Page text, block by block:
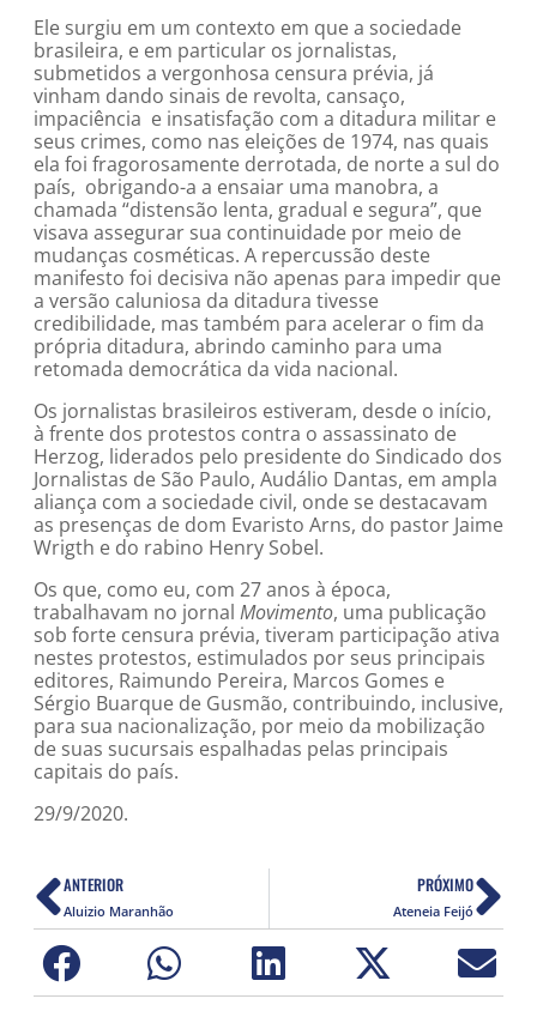
Ele surgiu em um contexto em que a sociedade
brasileira, e em particular os jornalistas,
submetidos a vergonhosa censura prévia, já
vinham dando sinais de revolta, cansaço,
impaciência e insatisfação com a ditadura militar e
seus crimes, como nas eleições de 1974, nas quais
ela foi fragorosamente derrotada, de norte a sul do
país, obrigando-a a ensaiar uma manobra, a
chamada “distensão lenta, gradual e segura”, que
visava assegurar sua continuidade por meio de
mudanças cosméticas. A repercussão deste
manifesto foi decisiva não apenas para impedir que
a versão caluniosa da ditadura tivesse
credibilidade, mas também para acelerar o fim da
própria ditadura, abrindo caminho para uma
retomada democrática da vida nacional.
Os jornalistas brasileiros estiveram, desde o início,
à frente dos protestos contra o assassinato de
Herzog, liderados pelo presidente do Sindicado dos
Jornalistas de São Paulo, Audálio Dantas, em ampla
aliança com a sociedade civil, onde se destacavam
as presenças de dom Evaristo Arns, do pastor Jaime
Wrigth e do rabino Henry Sobel.
Os que, como eu, com 27 anos à época,
trabalhavam no jornal Movimento, uma publicação
sob forte censura prévia, tiveram participação ativa
nestes protestos, estimulados por seus principais
editores, Raimundo Pereira, Marcos Gomes e
Sérgio Buarque de Gusmão, contribuindo, inclusive,
para sua nacionalização, por meio da mobilização
de suas sucursais espalhadas pelas principais
capitais do país.
29/9/2020.
ANTERIOR
Aluizio Maranhão
PRÓXIMO
Ateneia Feijó